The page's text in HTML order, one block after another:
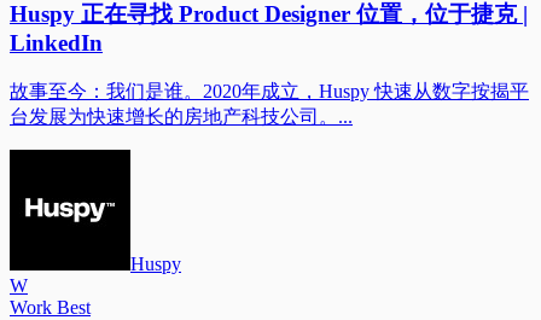
Huspy 正在寻找 Product Designer 位置，位于捷克 |
LinkedIn
故事至今：我们是谁。2020年成立，Huspy 快速从数字按揭平
台发展为快速增长的房地产科技公司。...
Huspy
W
Work Best